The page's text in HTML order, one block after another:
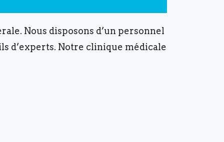
Nous disposons d’un personnel
d’experts. Notre clinique médicale